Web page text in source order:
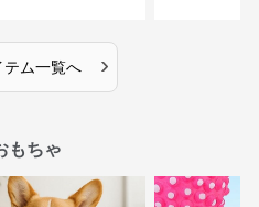
テム一覧へ ›
もちゃ